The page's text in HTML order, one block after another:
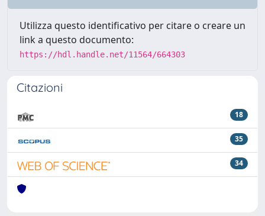
Utilizza questo identificativo per citare o creare un
link a questo documento:
https://hdl.handle.net/11564/664303
Citazioni
18
35
34